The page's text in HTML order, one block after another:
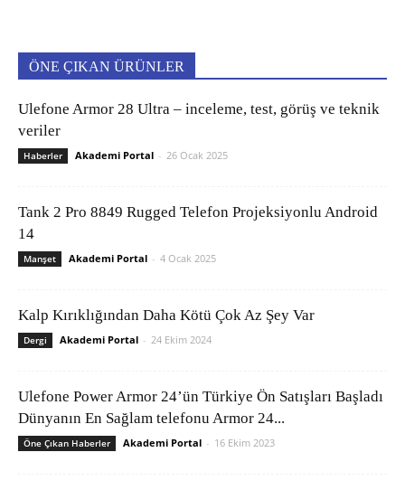
ÖNE ÇIKAN ÜRÜNLER
Ulefone Armor 28 Ultra – inceleme, test, görüş ve teknik
veriler
Haberler Akademi Portal - 26 Ocak 2025
Tank 2 Pro 8849 Rugged Telefon Projeksiyonlu Android
14
Manşet Akademi Portal - 4 Ocak 2025
Kalp Kırıklığından Daha Kötü Çok Az Şey Var
Dergi Akademi Portal - 24 Ekim 2024
Ulefone Power Armor 24’ün Türkiye Ön Satışları Başladı
Dünyanın En Sağlam telefonu Armor 24...
Öne Çıkan Haberler Akademi Portal - 16 Ekim 2023